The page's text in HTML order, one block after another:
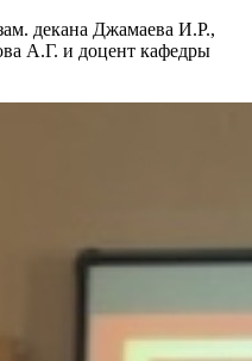
декана Джамаева И.Р.,
А.Г. и доцент кафедры